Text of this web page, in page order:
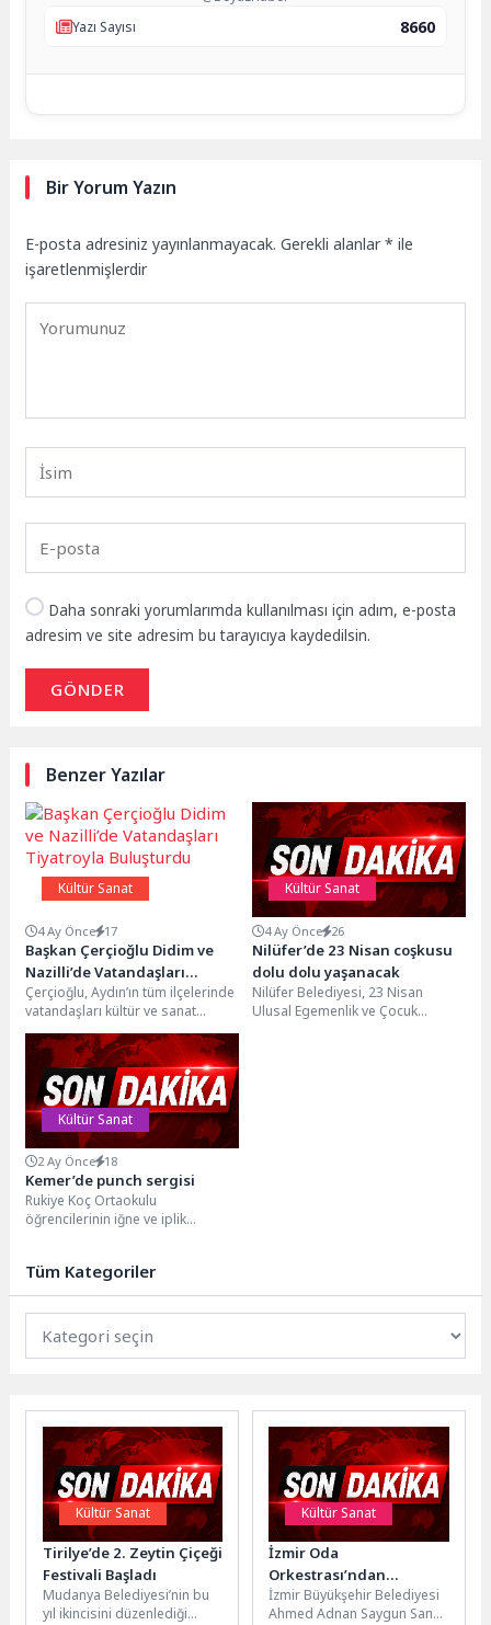
Yazı Sayısı
8660
Bir Yorum Yazın
E-posta adresiniz yayınlanmayacak. Gerekli alanlar* ile
işaretlenmişlerdir
Daha sonraki yorumlarımda kullanılması için adım, e-posta
adresim ve site adresim bu tarayıcıya kaydedilsin.
GÖNDER
Benzer Yazılar
Kültür Sanat
4 Ay Önce 17
Başkan Çerçioğlu Didim ve
Nazilli’de Vatandaşları
Tiyatroyla Buluşturdu
Çerçioğlu, Aydın’ın tüm ilçelerinde
vatandaşları kültür ve sanat
etkinlikleri ile buluşturmaya
devam ediyor.Aydın Büyükşehir
Belediyesi...
Kültür Sanat
4 Ay Önce 26
Nilüfer’de 23 Nisan coşkusu
dolu dolu yaşanacak
Nilüfer Belediyesi, 23 Nisan
Ulusal Egemenlik ve Çocuk
Kültür Sanat
2 Ay Önce 18
Kemer’de punch sergisi
Rukiye Koç Ortaokulu
öğrencilerinin iğne ve iplik
yapıldı. Mustafa Ertuğrul...
Tüm Kategoriler
Kültür Sanat
Tirilye’de 2. Zeytin Çiçeği
Festivali Başladı
Mudanya Belediyesi’nin bu
yıl ikincisini düzenlediği
Kültür Sanat
İzmir Oda
Orkestrası’ndan
unutulmaz gece
İzmir Büyükşehir Belediyesi
Ahmed Adnan Saygun Sanat